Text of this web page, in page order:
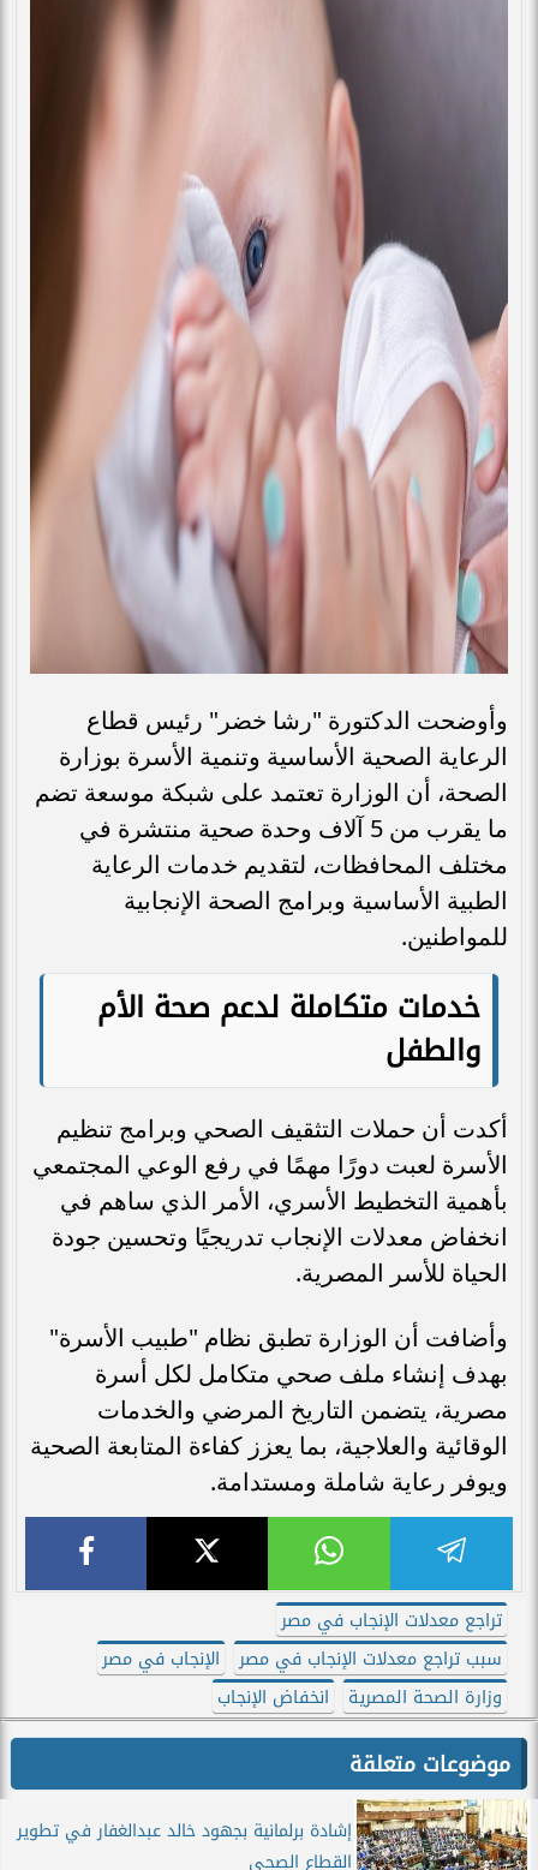
وأوضحت الدكتورة "رشا خضر" رئيس قطاع
الرعاية الصحية الأساسية وتنمية الأسرة بوزارة
الصحة، أن الوزارة تعتمد على شبكة موسعة تضم
ما يقرب من 5 آلاف وحدة صحية منتشرة في
مختلف المحافظات، لتقديم خدمات الرعاية
الطبية الأساسية وبرامج الصحة الإنجابية
للمواطنين.
خدمات متكاملة لدعم صحة الأم
والطفل
أكدت أن حملات التثقيف الصحي وبرامج تنظيم
الأسرة لعبت دورًا مهمًا في رفع الوعي المجتمعي
بأهمية التخطيط الأسري، الأمر الذي ساهم في
انخفاض معدلات الإنجاب تدريجيًا وتحسين جودة
الحياة للأسر المصرية.
وأضافت أن الوزارة تطبق نظام "طبيب الأسرة"
بهدف إنشاء ملف صحي متكامل لكل أسرة
مصرية، يتضمن التاريخ المرضي والخدمات
الوقائية والعلاجية، بما يعزز كفاءة المتابعة الصحية
ويوفر رعاية شاملة ومستدامة.
تراجع معدلات الإنجاب في مصر
سبب تراجع معدلات الإنجاب في مصر
الإنجاب في مصر
وزارة الصحة المصرية
انخفاض الإنجاب
موضوعات متعلقة
إشادة برلمانية بجهود خالد عبدالغفار في تطوير
القطاع الصحي